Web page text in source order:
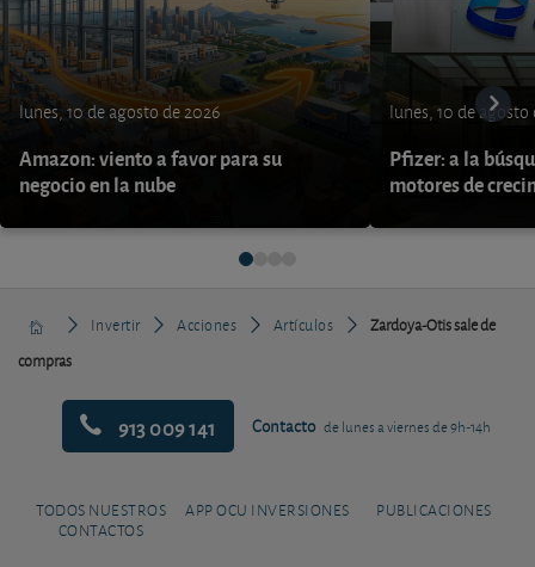
lunes, 10 de agosto de 2026
Amazon: viento a favor para su
negocio en la nube
lunes, 10 de agosto
Pfizer: a la
motores de
Invertir Acciones Artículos
Zardoya-Otis sale de
compras
913 009 141 Contacto de lunes a viernes de 9h-14h
TODOS NUESTROS
CONTACTOS
APP OCU INVERSIONES PUBLICACIONES